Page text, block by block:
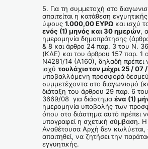
5. Για τη συμμετοχή στο
απαιτείται η κατάθεση
ύψους 1.000,00 ΕΥΡΩ και ισχύ
ενός (1) μηνός και 30 ημερών,
ημερομηνία δημοπράτησης
& 8 και άρθρο 24 παρ. 3 του Ν.
(ΚΔΕ) και του άρθρου 157 παρ. 1
Ν4281/14 (Α160), δηλαδή πρέπει
ισχύ τουλάχιστον μέχρι 25 / 07
υποβαλλόμενη προσφορά
συμμετέχοντα στο διαγωνισμό
διάταξη του άρθρου 29 παρ. 6
3669/08 για διάστημα ένα (1)
ημερομηνία υποβολής των
όπου στο διάστημα αυτό πρέπει
υπογραφεί η σχετική σύμβαση. Η
Αναθέτουσα Αρχή δεν κωλύεται,
απαιτηθεί, να ζητήσει την
εγγυητικής.